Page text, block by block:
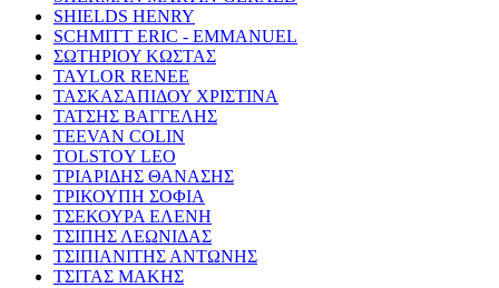
SHIELDS HENRY
SCHMITT ERIC - EMMANUEL
ΣΩΤΗΡΙΟΥ ΚΩΣΤΑΣ
TAYLOR RENEE
ΤΑΣΚΑΣΑΠΙΔΟΥ ΧΡΙΣΤΙΝΑ
ΤΑΤΣΗΣ ΒΑΓΓΕΛΗΣ
TEEVAN COLIN
TOLSTOY LEO
ΤΡΙΑΡΙΔΗΣ ΘΑΝΑΣΗΣ
ΤΡΙΚΟΥΠΗ ΣΟΦΙΑ
ΤΣΕΚΟΥΡΑ ΕΛΕΝΗ
ΤΣΙΠΗΣ ΛΕΩΝΙΔΑΣ
ΤΣΙΠΙΑΝΙΤΗΣ ΑΝΤΩΝΗΣ
ΤΣΙΤΑΣ ΜΑΚΗΣ